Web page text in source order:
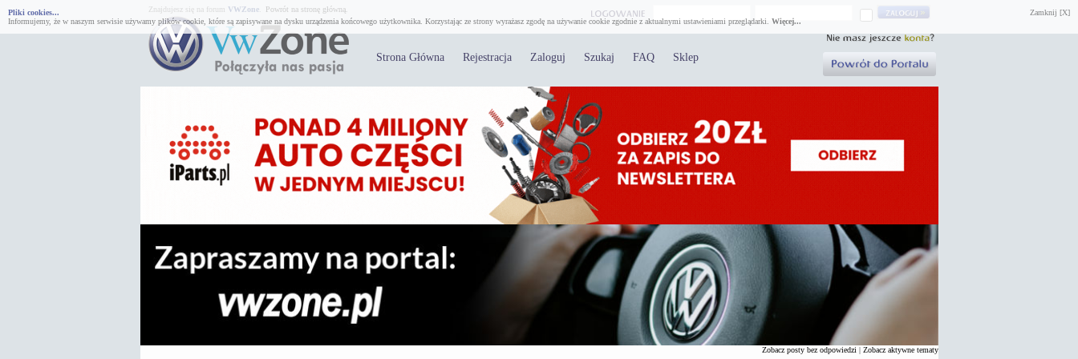
Zamknij [X]
Pliki cookies...
Informujemy, że w naszym serwisie używamy plików cookie, które są zapisywane na dysku urządzenia końcowego użytkownika. Korzystając ze strony wyrażasz zgodę na używanie cookie zgodnie z aktualnymi ustawieniami przeglądarki. Więcej...
Znajdujesz się na forum VWZone. Powrót na stronę główną.
Strona Główna Rejestracja Zaloguj Szukaj FAQ Sklep
Zobacz posty bez odpowiedzi | Zobacz aktywne tematy